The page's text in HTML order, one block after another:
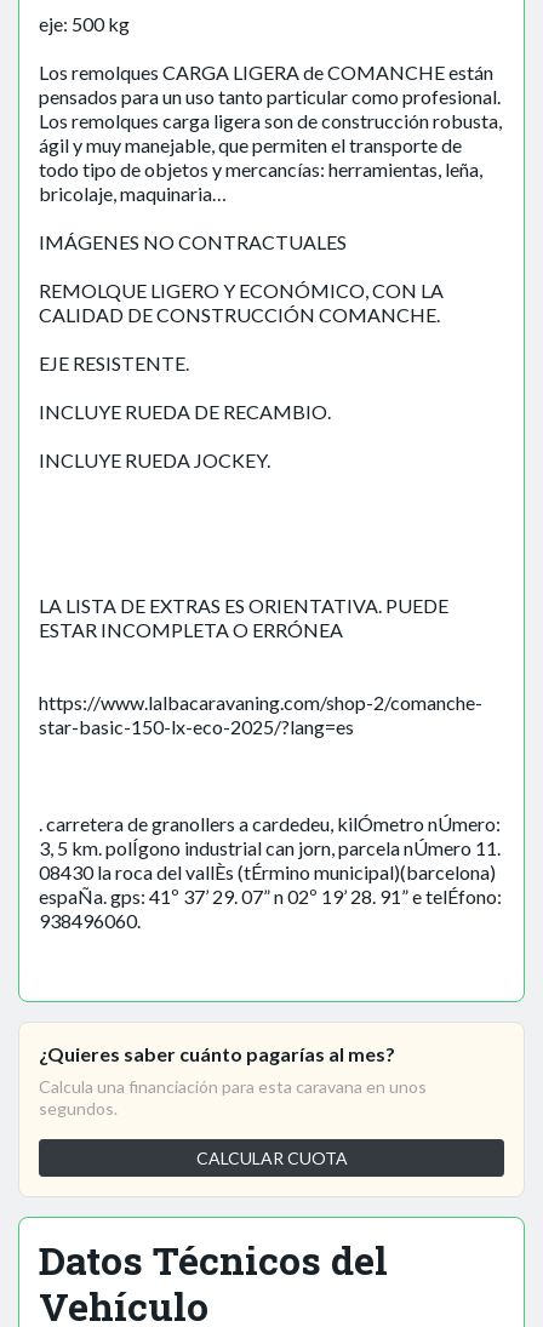
eje: 500 kg
Los remolques CARGA LIGERA de COMANCHE están
pensados para un uso tanto particular como profesional.
Los remolques carga ligera son de construcción robusta,
ágil y muy manejable, que permiten el transporte de
todo tipo de objetos y mercancías: herramientas, leña,
bricolaje, maquinaria…
IMÁGENES NO CONTRACTUALES
REMOLQUE LIGERO Y ECONÓMICO, CON LA
CALIDAD DE CONSTRUCCIÓN COMANCHE.
EJE RESISTENTE.
INCLUYE RUEDA DE RECAMBIO.
INCLUYE RUEDA JOCKEY.
LA LISTA DE EXTRAS ES ORIENTATIVA. PUEDE
ESTAR INCOMPLETA O ERRÓNEA
https://www.lalbacaravaning.com/shop-2/comanche-
star-basic-150-lx-eco-2025/?lang=es
. carretera de granollers a cardedeu, kilÓmetro nÚmero:
3, 5 km. polÍgono industrial can jorn, parcela nÚmero 11.
08430 la roca del vallÈs (tÉrmino municipal)(barcelona)
espaÑa. gps: 41º 37’ 29. 07” n 02º 19’ 28. 91” e telÉfono:
938496060.
¿Quieres saber cuánto pagarías al mes?
Calcula una financiación para esta caravana en unos
segundos.
CALCULAR CUOTA
Datos Técnicos del
Vehículo